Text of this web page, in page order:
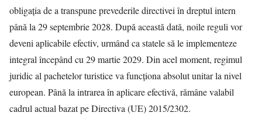
obligația de a transpune prevederile directivei în dreptul intern
până la 29 septembrie 2028. După această dată, noile reguli vor
deveni aplicabile efectiv, urmând ca statele să le implementeze
integral începând cu 29 martie 2029. Din acel moment, regimul
juridic al pachetelor turistice va funcționa absolut unitar la nivel
european. Până la intrarea în aplicare efectivă, rămâne valabil
cadrul actual bazat pe Directiva (UE) 2015/2302.